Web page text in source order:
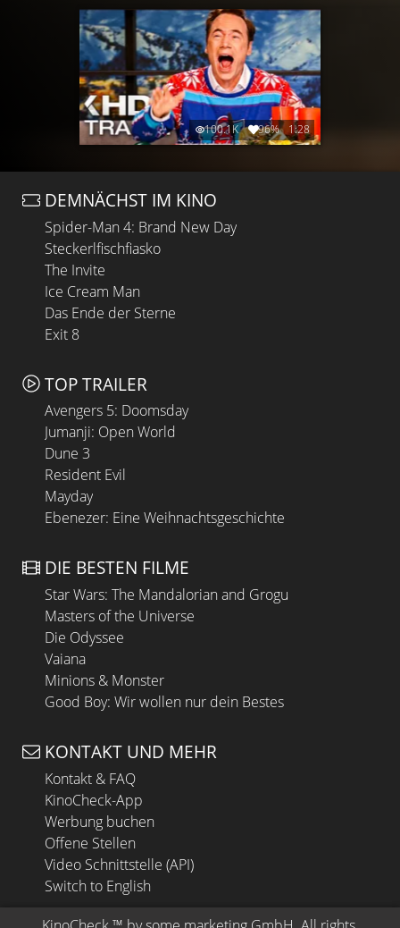
100.1K 96% 1:28
DEMNÄCHST IM KINO
Spider-Man 4: Brand New Day
Steckerlfischfiasko
The Invite
Ice Cream Man
Das Ende der Sterne
Exit 8
TOP TRAILER
Avengers 5: Doomsday
Jumanji: Open World
Dune 3
Resident Evil
Mayday
Ebenezer: Eine Weihnachtsgeschichte
DIE BESTEN FILME
Star Wars: The Mandalorian and Grogu
Masters of the Universe
Die Odyssee
Vaiana
Minions & Monster
Good Boy: Wir wollen nur dein Bestes
KONTAKT UND MEHR
Kontakt & FAQ
KinoCheck-App
Werbung buchen
Offene Stellen
Video Schnittstelle (API)
Switch to English